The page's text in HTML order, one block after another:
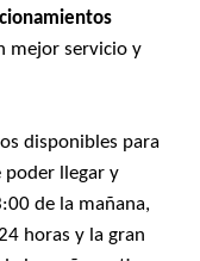
mejor servicio y
disponibles para
poder llegar y
de la mañana,
horas y la gran